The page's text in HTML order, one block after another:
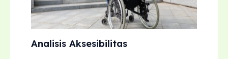
Analisis Aksesibilitas